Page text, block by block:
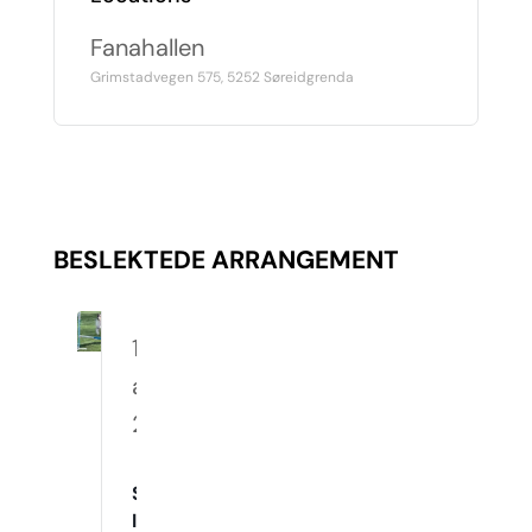
Fanahallen
Grimstadvegen 575, 5252 Søreidgrenda
BESLEKTEDE ARRANGEMENT
17.
august
2026
Spennende
Innetrening